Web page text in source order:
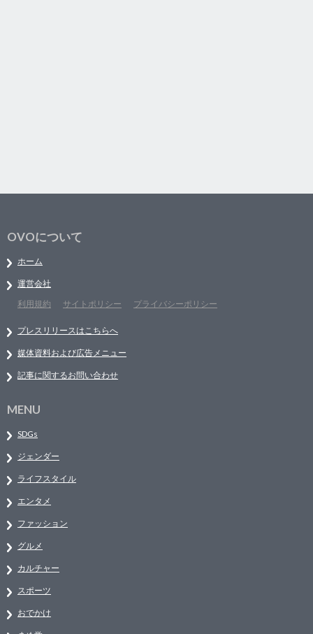
OVOについて
ホーム
運営会社
利用規約
サイトポリシー プライバシーポリシー
プレスリリースはこちらへ
媒体資料および広告メニュー
記事に関するお問い合わせ
MENU
SDGs
ジェンダー
ライフスタイル
エンタメ
ファッション
グルメ
カルチャー
スポーツ
おでかけ